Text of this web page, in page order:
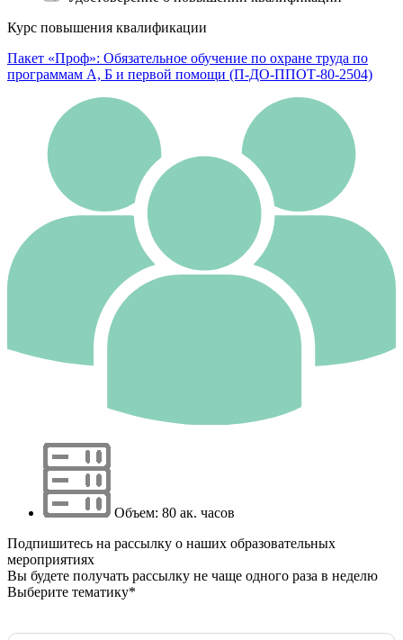
Курс повышения квалификации
Пакет «Проф»: Обязательное обучение по охране труда по
программам А, Б и первой помощи (П-ДО-ППОТ-80-2504)
Объем: 80 ак. часов
Подпишитесь на рассылку о наших образовательных
мероприятиях
Вы будете получать рассылку не чаще одного раза в неделю
Выберите тематику*